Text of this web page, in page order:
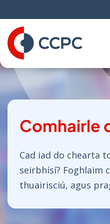
to
Content
Comhairle
Cad iad do chearta
seirbhísí? Foghlaim
thuairisciú, agus